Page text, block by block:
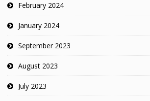
February 2024
January 2024
September 2023
August 2023
July 2023